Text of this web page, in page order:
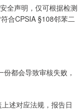
全声明，仅可根据检测
合CPSIA §108邻苯二
都会导致审核失败，
述对应法规，报告日